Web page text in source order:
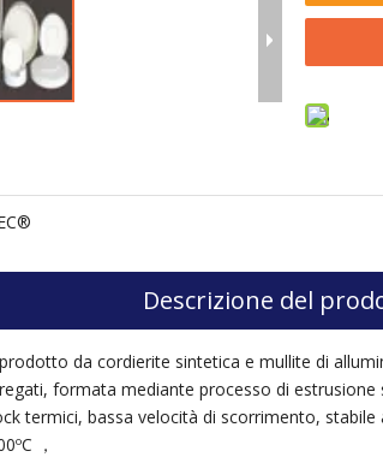
Descrizione del
prodotto da cordierite sintetica e mullite di
formata mediante processo di
termici, bassa velocità di scorrimento,
，